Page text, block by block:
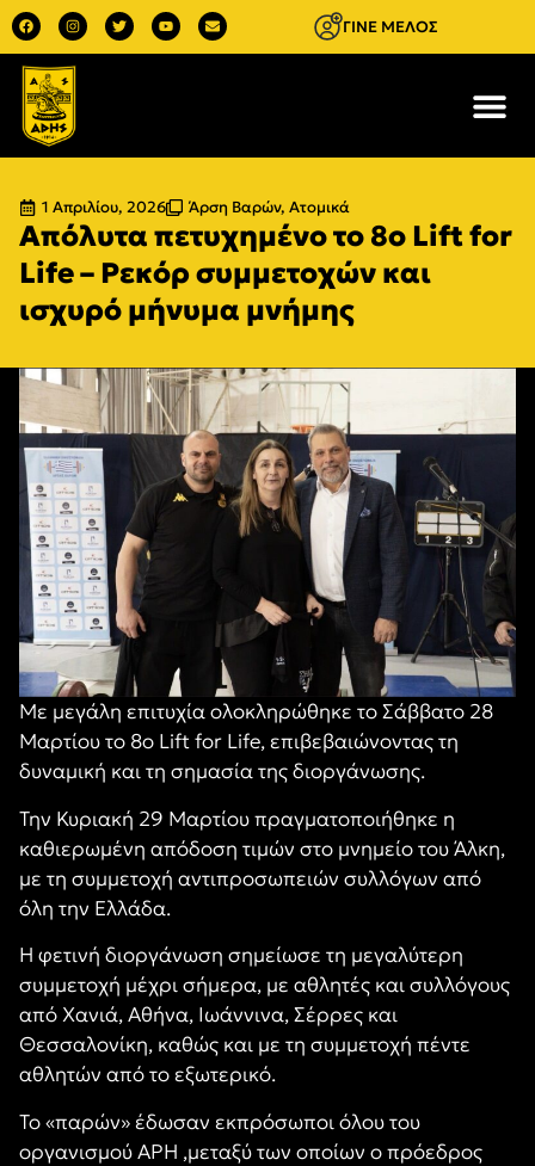
ΓΙΝΕ ΜΕΛΟΣ
1 Απριλίου, 2026 Άρση Βαρών, Ατομικά
Aπόλυτα πετυχημένο το 8ο Lift for
Life – Ρεκόρ συμμετοχών και
ισχυρό μήνυμα μνήμης
Με μεγάλη επιτυχία ολοκληρώθηκε το Σάββατο 28
Μαρτίου το 8ο Lift for Life, επιβεβαιώνοντας τη
δυναμική και τη σημασία της διοργάνωσης.
Την Κυριακή 29 Μαρτίου πραγματοποιήθηκε η
καθιερωμένη απόδοση τιμών στο μνημείο του Άλκη,
με τη συμμετοχή αντιπροσωπειών συλλόγων από
όλη την Ελλάδα.
Η φετινή διοργάνωση σημείωσε τη μεγαλύτερη
συμμετοχή μέχρι σήμερα, με αθλητές και συλλόγους
από Χανιά, Αθήνα, Ιωάννινα, Σέρρες και
Θεσσαλονίκη, καθώς και με τη συμμετοχή πέντε
αθλητών από το εξωτερικό.
Το «παρών» έδωσαν εκπρόσωποι όλου του
οργανισμού ΑΡΗ ,μεταξύ των οποίων ο πρόεδρος